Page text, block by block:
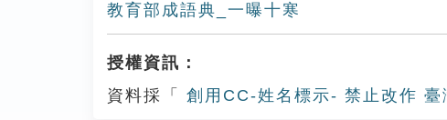
教育部成語典_一曝十寒
授權資訊：
資料採「
創用CC-姓名標示- 禁止改作 臺